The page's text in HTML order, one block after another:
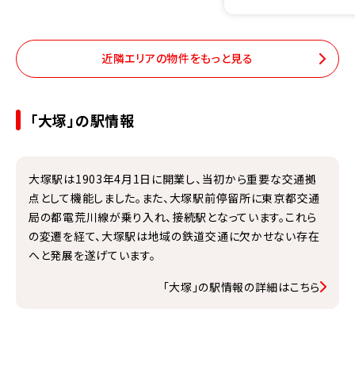
近隣エリアの物件をもっと見る
「大塚」の駅情報
大塚駅は1903年4月1日に開業し、当初から重要な交通拠
点として機能しました。また、大塚駅前停留所に東京都交通
局の都電荒川線が乗り入れ、接続駅となっています。これら
の変遷を経て、大塚駅は地域の鉄道交通に欠かせない存在
へと発展を遂げています。
「大塚」の駅情報の詳細はこちら